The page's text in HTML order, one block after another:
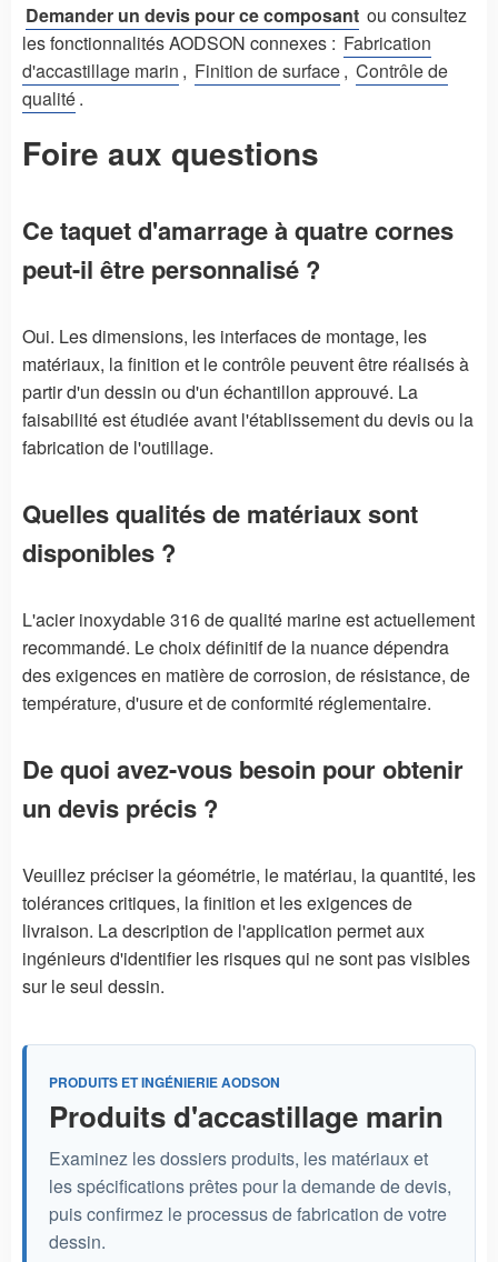
Demander un devis pour ce composant ou consultez
les fonctionnalités AODSON connexes : Fabrication
d'accastillage marin , Finition de surface, Contrôle de
qualité.
Foire aux questions
Ce taquet d'amarrage à quatre cornes
peut-il être personnalisé ?
Oui. Les dimensions, les interfaces de montage, les
matériaux, la finition et le contrôle peuvent être réalisés à
partir d'un dessin ou d'un échantillon approuvé. La
faisabilité est étudiée avant l'établissement du devis ou la
fabrication de l'outillage.
Quelles qualités de matériaux sont
disponibles ?
L'acier inoxydable 316 de qualité marine est actuellement
recommandé. Le choix définitif de la nuance dépendra
des exigences en matière de corrosion, de résistance, de
température, d'usure et de conformité réglementaire.
De quoi avez-vous besoin pour obtenir
un devis précis ?
Veuillez préciser la géométrie, le matériau, la quantité, les
tolérances critiques, la finition et les exigences de
livraison. La description de l'application permet aux
ingénieurs d'identifier les risques qui ne sont pas visibles
sur le seul dessin.
PRODUITS ET INGÉNIERIE AODSON
Produits d'accastillage marin
Examinez les dossiers produits, les matériaux et
les spécifications prêtes pour la demande de devis,
puis confirmez le processus de fabrication de votre
dessin.